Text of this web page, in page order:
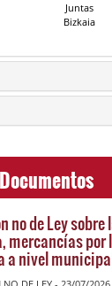
Juntas
Bizkaia
no de Ley
mercancías por
a nivel